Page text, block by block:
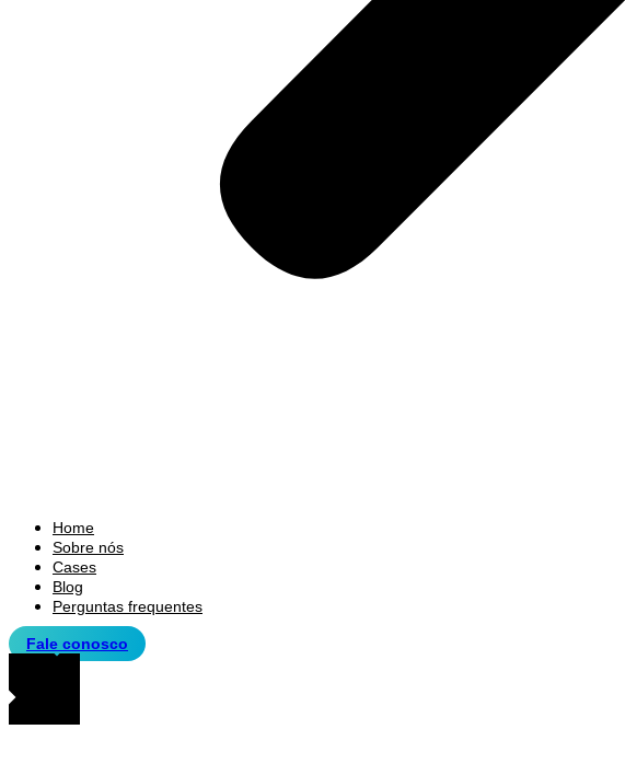
Home
Sobre nós
Cases
Blog
Perguntas frequentes
Fale conosco